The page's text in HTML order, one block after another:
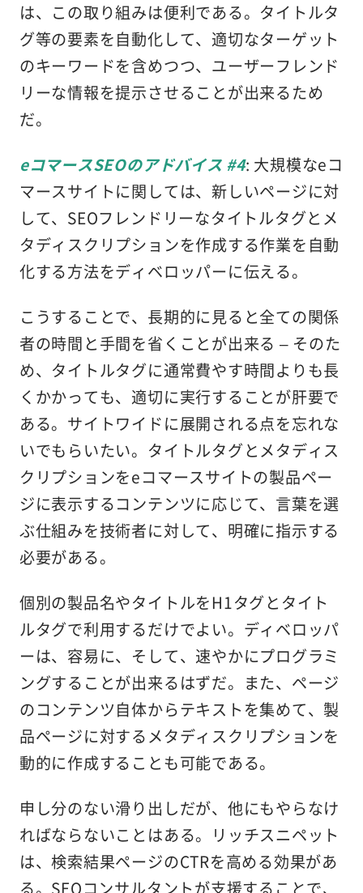
は、この取り組みは便利である。タイトルタ
グ等の要素を自動化して、適切なターゲット
のキーワードを含めつつ、ユーザーフレンド
リーな情報を提示させることが出来るため
だ。
eコマースSEOのアドバイス #4: 大規模なeコ
マースサイトに関しては、新しいページに対
して、SEOフレンドリーなタイトルタグとメ
タディスクリプションを作成する作業を自動
化する方法をディベロッパーに伝える。
こうすることで、長期的に見ると全ての関係
者の時間と手間を省くことが出来る – そのた
め、タイトルタグに通常費やす時間よりも長
くかかっても、適切に実行することが肝要で
ある。サイトワイドに展開される点を忘れな
いでもらいたい。タイトルタグとメタディス
クリプションをeコマースサイトの製品ペー
ジに表示するコンテンツに応じて、言葉を選
ぶ仕組みを技術者に対して、明確に指示する
必要がある。
個別の製品名やタイトルをH1タグとタイト
ルタグで利用するだけでよい。ディベロッパ
ーは、容易に、そして、速やかにプログラミ
ングすることが出来るはずだ。また、ページ
のコンテンツ自体からテキストを集めて、製
品ページに対するメタディスクリプションを
動的に作成することも可能である。
申し分のない滑り出しだが、他にもやらなけ
ればならないことはある。リッチスニペット
は、検索結果ページのCTRを高める効果があ
る。SEOコンサルタントが支援することで、